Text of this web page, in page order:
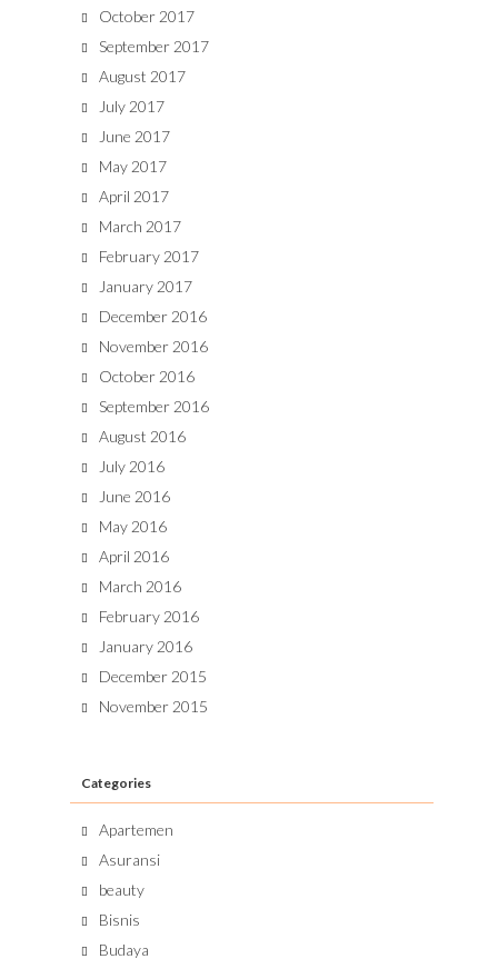
October 2017
September 2017
August 2017
July 2017
June 2017
May 2017
April 2017
March 2017
February 2017
January 2017
December 2016
November 2016
October 2016
September 2016
August 2016
July 2016
June 2016
May 2016
April 2016
March 2016
February 2016
January 2016
December 2015
November 2015
Categories
Apartemen
Asuransi
beauty
Bisnis
Budaya